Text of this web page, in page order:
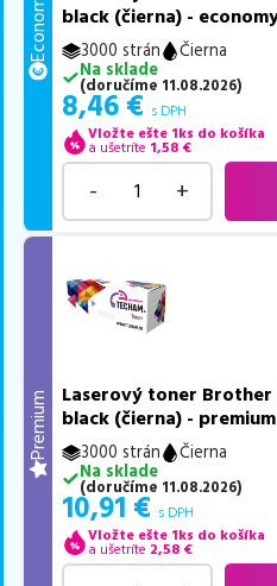
Economy
black (čierna) -
3000 strán
Čierna
Na sklade
(doručíme 11.08.2026)
8,46 € s DPH
Vložte ešte 1ks do košíka
a ušetríte 1,58 €
- +
Premium
Laserový toner Brother
black (čierna) - premium
3000 strán
Čierna
Na sklade
(doručíme 11.08.2026)
10,91 € s DPH
Vložte ešte 1ks do košíka
a ušetríte 2,58 €